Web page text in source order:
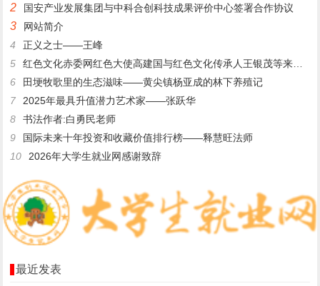
2 国安产业发展集团与中科合创科技成果评价中心签署合作协议
3
网站简介
4
正义之士——王峰
5
红色文化赤委网红色大使高建国与红色文化传承人王银茂等来登仙桥
6
田埂牧歌里的生态滋味——黄尖镇杨亚成的林下养殖记
7
2025年最具升值潜力艺术家——张跃华
8
书法作者:白勇民老师
9
国际未来十年投资和收藏价值排行榜——释慧旺法师
10
2026年大学生就业网感谢致辞
最近发表